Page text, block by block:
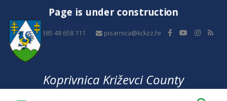
Page is under construction
+385 48 658 111 pisarnica@kckzz.hr
Koprivnica Križevci County